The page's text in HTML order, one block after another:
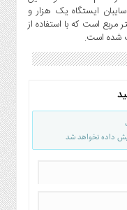
و سایبان ایستگاه یک هزار و
مربع و مساحت ترمینال اصلی ۶۱۲ متر مربع است که با استفاده از
شده است.
داده نخواهد شد